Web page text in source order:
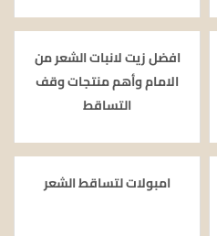
افضل زيت لانبات الشعر من
الامام وأهم منتجات وقف
التساقط
امبولات لتساقط الشعر